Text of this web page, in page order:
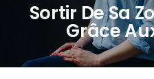
Sortir De Sa
Grâce